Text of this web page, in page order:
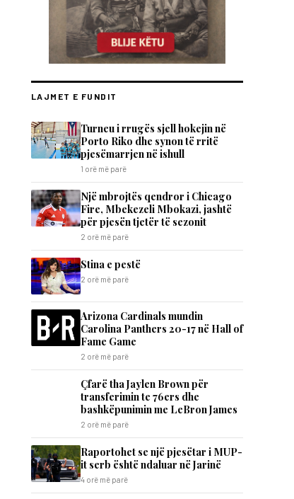
LAJMET E FUNDIT
Turneu i rrugës sjell hokejin në
Porto Riko dhe synon të rritë
pjesëmarrjen në ishull
1 orë më parë
Një mbrojtës qendror i Chicago
Fire, Mbekezeli Mbokazi, jashtë
për pjesën tjetër të sezonit
2 orë më parë
Stina e pestë
2 orë më parë
Arizona Cardinals mundin
Carolina Panthers 20-17 në Hall of
Fame Game
2 orë më parë
Çfarë tha Jaylen Brown për
transferimin te 76ers dhe
bashkëpunimin me LeBron James
2 orë më parë
Raportohet se një pjesëtar i MUP-
it serb është ndaluar në Jarinë
4 orë më parë